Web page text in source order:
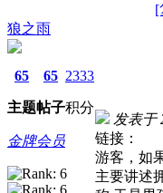
[
狼之雨
65
主题
65
帖子
2333
积分
金牌会员
发表于
链接：
游客，如
主要讲述